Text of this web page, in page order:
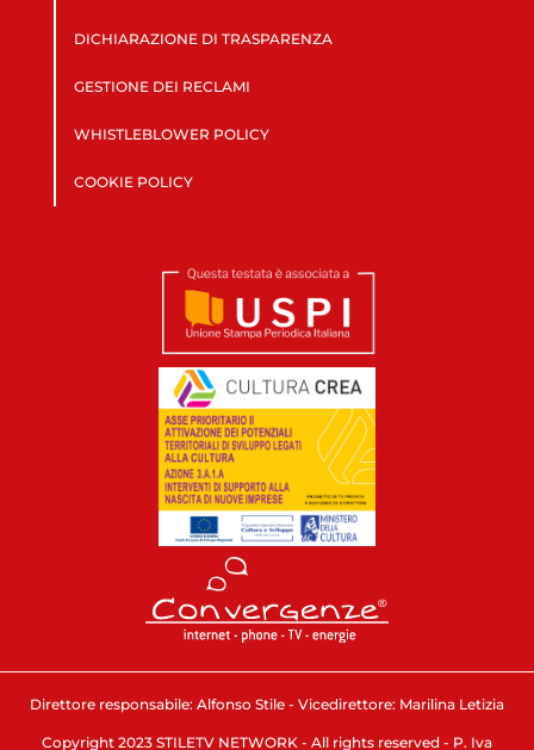
DICHIARAZIONE DI TRASPARENZA
GESTIONE DEI RECLAMI
WHISTLEBLOWER POLICY
COOKIE POLICY
Direttore responsabile: Alfonso Stile - Vicedirettore: Marilina Letizia
Copyright 2023 STILETV NETWORK - All rights reserved - P. Iva